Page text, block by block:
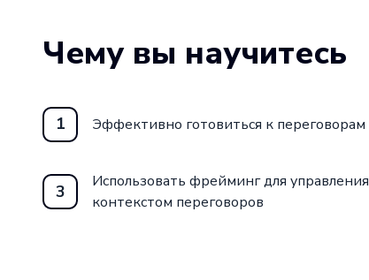
Чему вы научитесь
1 Эффективно готовиться к переговорам
3
Использовать фрейминг для управления
контекстом переговоров